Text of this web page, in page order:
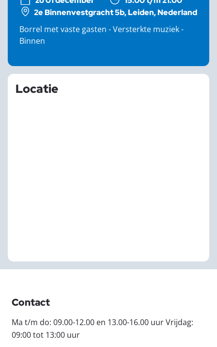
2e Binnenvestgracht 5b, Leiden, Nederland
Borrel met vaste gasten - Versterkte muziek -
Binnen
Locatie
Contact
Ma t/m do: 09.00-12.00 en 13.00-16.00 uur Vrijdag:
09:00 tot 13:00 uur